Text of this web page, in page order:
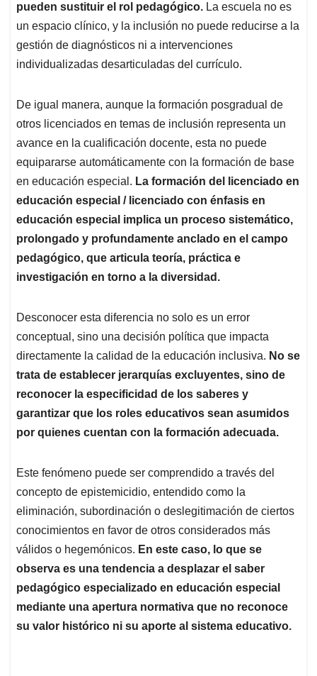
pueden sustituir el rol pedagógico. La escuela no es
un espacio clínico, y la inclusión no puede reducirse a la
gestión de diagnósticos ni a intervenciones
individualizadas desarticuladas del currículo.
De igual manera, aunque la formación posgradual de
otros licenciados en temas de inclusión representa un
avance en la cualificación docente, esta no puede
equipararse automáticamente con la formación de base
en educación especial. La formación del licenciado en
educación especial / licenciado con énfasis en
educación especial implica un proceso sistemático,
prolongado y profundamente anclado en el campo
pedagógico, que articula teoría, práctica e
investigación en torno a la diversidad.
Desconocer esta diferencia no solo es un error
conceptual, sino una decisión política que impacta
directamente la calidad de la educación inclusiva. No se
trata de establecer jerarquías excluyentes, sino de
reconocer la especificidad de los saberes y
garantizar que los roles educativos sean asumidos
por quienes cuentan con la formación adecuada.
Este fenómeno puede ser comprendido a través del
concepto de epistemicidio, entendido como la
eliminación, subordinación o deslegitimación de ciertos
conocimientos en favor de otros considerados más
válidos o hegemónicos. En este caso, lo que se
observa es una tendencia a desplazar el saber
pedagógico especializado en educación especial
mediante una apertura normativa que no reconoce
su valor histórico ni su aporte al sistema educativo.